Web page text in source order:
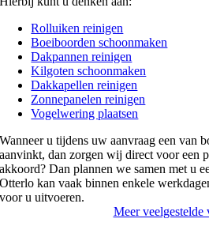
Rolluiken reinigen
Boeiboorden schoonmaken
Dakpannen reinigen
Kilgoten schoonmaken
Dakkapellen reinigen
Zonnepanelen reinigen
Vogelwering plaatsen
Wanneer u tijdens uw aanvraag een van
aanvinkt, dan zorgen wij direct voor een
akkoord? Dan plannen we samen met u
Otterlo kan vaak binnen enkele
voor u uitvoeren.
Meer veelgestelde